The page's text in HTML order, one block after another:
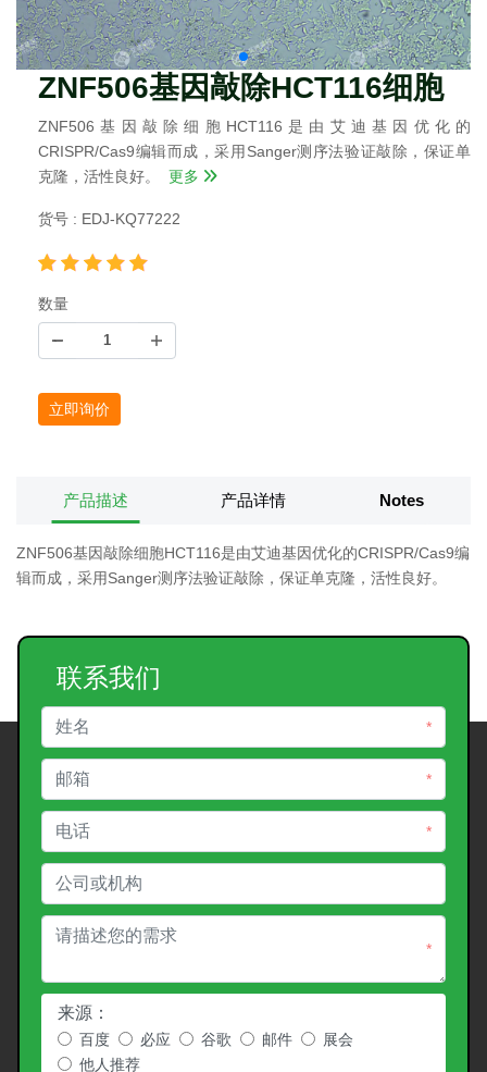
ZNF506基因敲除HCT116细胞
ZNF506基因敲除细胞HCT116是由艾迪基因优化的
CRISPR/Cas9编辑而成，采用Sanger测序法验证敲除，保证单
克隆，活性良好。
更多
货号 : EDJ-KQ77222
数量
立即询价
产品描述 产品详情 Notes
ZNF506基因敲除细胞HCT116是由艾迪基因优化的CRISPR/Cas9编
辑而成，采用Sanger测序法验证敲除，保证单克隆，活性良好。
联系我们
*
*
*
*
来源：
百度 必应 谷歌 邮件
展会
他人推荐